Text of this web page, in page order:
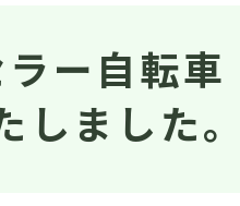
ー自転車
しました。